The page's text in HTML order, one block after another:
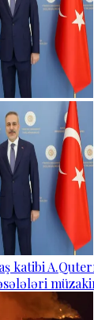
katibi